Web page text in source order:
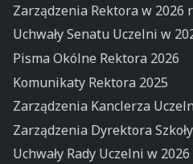
Zarządzenia Rektora w 2026
Uchwały Senatu Uczelni w
Pisma Okólne Rektora 2026
Komunikaty Rektora 2025
Zarządzenia Kanclerza
Zarządzenia Dyrektora
Uchwały Rady Uczelni w